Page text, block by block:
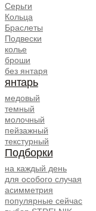
Серьги
Кольца
Браслеты
Подвески
колье
броши
без янтаря
янтарь
медовый
темный
молочный
пейзажный
текстурный
Подборки
на каждый день
для особого случая
асимметрия
популярные сейчас